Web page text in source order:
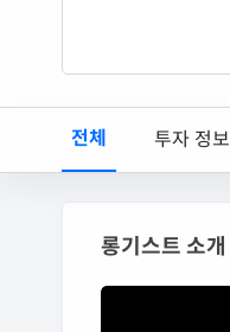
전체 투자 정보
롱기스트 소개